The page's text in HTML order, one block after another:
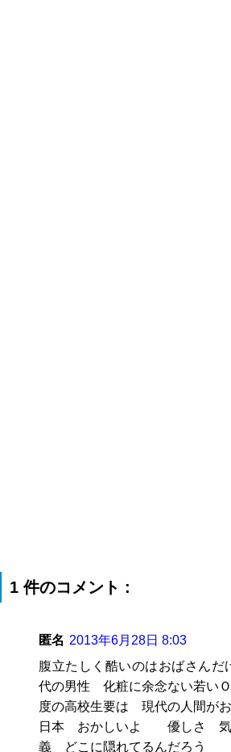
1 件のコメント :
匿名 2013年6月28日 8:03
腹立たしく酷いのはおばさん
代の男性 化粧に余念ない若い
度の高校生要は 現代の人間が
日本 おかしいよ 優しさ
義 どこに隠れてるんだろ